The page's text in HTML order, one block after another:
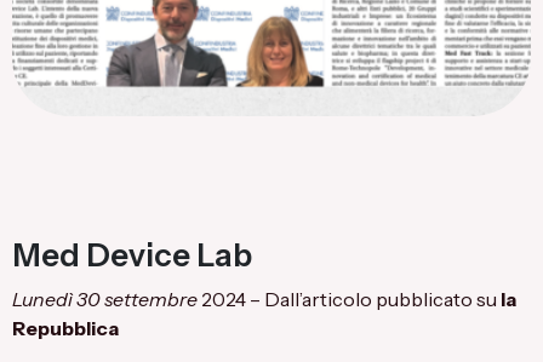
Med Device Lab
Lunedì 30 settembre 2024 – Dall’articolo pubblicato su la
Repubblica